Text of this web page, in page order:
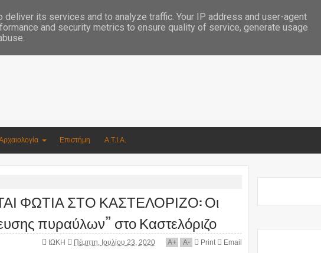
Επιστήμη Α.Τ.Ι.Α.
ΦΩΤΙΑ ΣΤΟ ΚΑΣΤΕΛΟΡΙΖΟ: Οι
πυραύλων” στο Καστελόριζο
ΙΩΚΗ Πέμπτη, Ιουλίου 23, 2020 A+ A- Print Email
its services and to analyze traffic. Your IP address and user-agent
and security metrics to ensure quality of service, generate usage